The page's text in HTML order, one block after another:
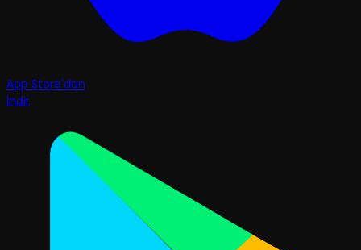
App Store'dan
İndir